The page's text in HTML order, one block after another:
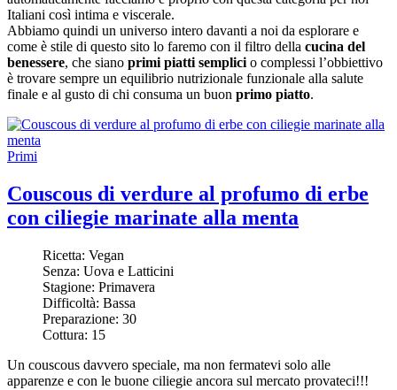
Italiani così intima e viscerale.
Abbiamo quindi un universo intero davanti a noi da esplorare e
come è stile di questo sito lo faremo con il filtro della cucina del
benessere, che siano primi piatti semplicio complessi l’obbiettivo
è trovare sempre un equilibrio nutrizionale funzionale alla salute
finale e al gusto di chi consuma un buon primo piatto.
Primi
Couscous di verdure al profumo di erbe
con ciliegie marinate alla menta
Ricetta: Vegan
Senza: Uova e Latticini
Stagione: Primavera
Difficoltà: Bassa
Preparazione: 30
Cottura: 15
Un couscous davvero speciale, ma non fermatevi solo alle
apparenze e con le buone ciliegie ancora sul mercato provateci!!!